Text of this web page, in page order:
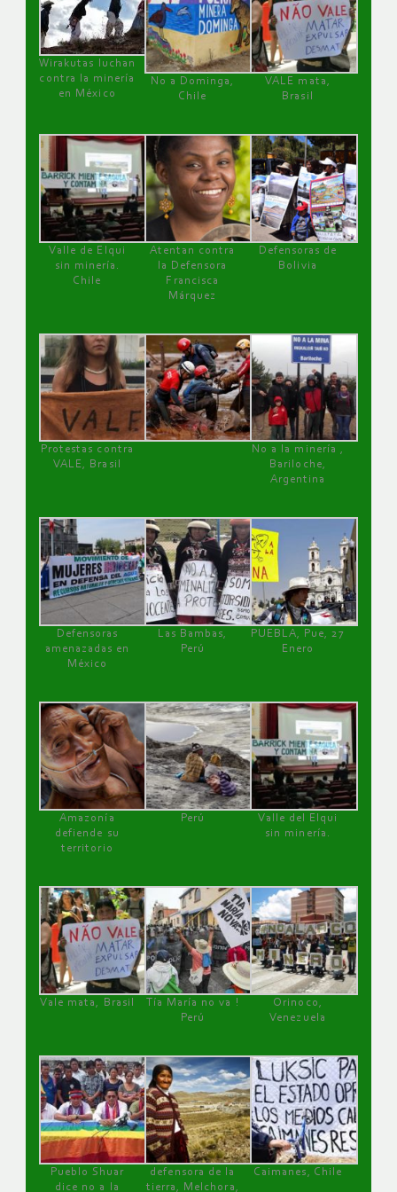
Wirakutas luchan
contra la minería
en México
No a Dominga,
Chile
VALE mata,
Brasil
Valle de Elqui
sin minería.
Chile
Atentan contra
la Defensora
Francisca
Márquez
Defensoras de
Bolivia
Protestas contra
VALE, Brasil
No a la minería ,
Bariloche,
Argentina
Defensoras
amenazadas en
México
Las Bambas,
Perú
PUEBLA, Pue, 27
Enero
Amazonía
defiende su
territorio
Perú
Valle del Elqui
sin minería.
Vale mata, Brasil
Tía María no va !
Perú
Orinoco,
Venezuela
Pueblo Shuar
dice no a la
defensora de la
tierra, Melchora,
Caimanes, Chile